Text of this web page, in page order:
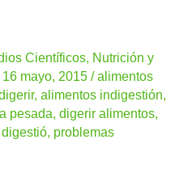
Científicos, Nutrición y
16 mayo, 2015/alimentos
,alimentos indigestión,
pesada,digerir alimentos,
, problemas